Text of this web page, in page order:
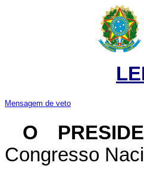
Mensagem de veto
O
Congresso